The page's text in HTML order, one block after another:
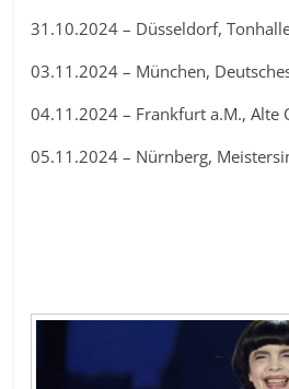
31.10.2024 – Düsseldorf,
03.11.2024 – München,
04.11.2024 – Frankfurt a.M., Alte
05.11.2024 – Nürnberg,